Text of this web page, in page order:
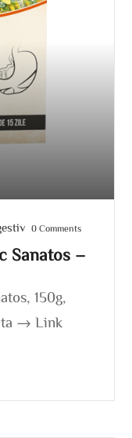
Sanatos –
0 Comments
150g,
→ Link